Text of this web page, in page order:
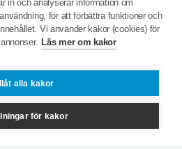
in och analyserar information om
för att förbättra funktioner och
Vi använder kakor (cookies) för
Läs mer om kakor
alla kakor
för kakor